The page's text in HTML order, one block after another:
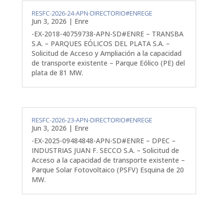
RESFC-2026-24-APN-DIRECTORIO#ENREGE
Jun 3, 2026 | Enre
-EX-2018-40759738-APN-SD#ENRE – TRANSBA
S.A. – PARQUES EÓLICOS DEL PLATA S.A. –
Solicitud de Acceso y Ampliación a la capacidad
de transporte existente – Parque Eólico (PE) del
plata de 81 MW.
RESFC-2026-23-APN-DIRECTORIO#ENREGE
Jun 3, 2026 | Enre
-EX-2025-09484848-APN-SD#ENRE – DPEC –
INDUSTRIAS JUAN F. SECCO S.A. – Solicitud de
Acceso a la capacidad de transporte existente –
Parque Solar Fotovoltaico (PSFV) Esquina de 20
MW.